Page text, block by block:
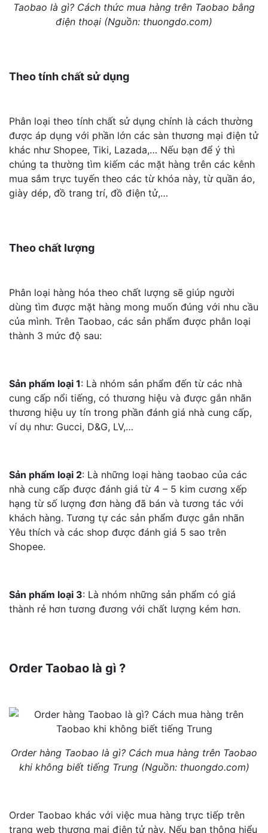
Taobao là gì? Cách thức mua hàng trên Taobao bằng
điện thoại (Nguồn: thuongdo.com)
Theo tính chất sử dụng
Phân loại theo tính chất sử dụng chính là cách thường
được áp dụng với phần lớn các sàn thương mại điện tử
khác như Shopee, Tiki, Lazada,… Nếu bạn để ý thì
chúng ta thường tìm kiếm các mặt hàng trên các kênh
mua sắm trực tuyến theo các từ khóa này, từ quần áo,
giày dép, đồ trang trí, đồ điện tử,…
Theo chất lượng
Phân loại hàng hóa theo chất lượng sẽ giúp người
dùng tìm được mặt hàng mong muốn đúng với nhu cầu
của mình. Trên Taobao, các sản phẩm được phân loại
thành 3 mức độ sau:
Sản phẩm loại 1: Là nhóm sản phẩm đến từ các nhà
cung cấp nổi tiếng, có thương hiệu và được gắn nhãn
thương hiệu uy tín trong phần đánh giá nhà cung cấp,
ví dụ như: Gucci, D&G, LV,…
Sản phẩm loại 2: Là những loại hàng taobao của các
nhà cung cấp được đánh giá từ 4 – 5 kim cương xếp
hạng từ số lượng đơn hàng đã bán và tương tác với
khách hàng. Tương tự các sản phẩm được gắn nhãn
Yêu thích và các shop được đánh giá 5 sao trên
Shopee.
Sản phẩm loại 3: Là nhóm những sản phẩm có giá
thành rẻ hơn tương đương với chất lượng kém hơn.
Order Taobao là gì ?
Order hàng Taobao là gì? Cách mua hàng trên Taobao
khi không biết tiếng Trung (Nguồn: thuongdo.com)
Order Taobao khác với việc mua hàng trực tiếp trên
trang web thương mại điện tử này. Nếu bạn thông hiểu